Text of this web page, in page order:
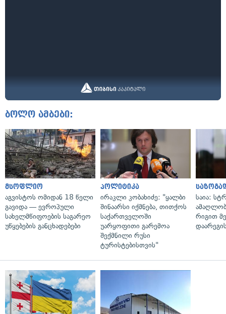
ბოლო ამბები:
მსოფლიო
აგვისტოს ომიდან 18 წელი
გავიდა — ევროპული
სახელმწიფოების საგარეო
უწყებების განცხადებები
პოლიტიკა
ირაკლი კობახიძე: "ყალბი
შინაარსი იქმნება, თითქოს
საქართველოში
უარყოფითი გარემოა
შექმნილი რუსი
ტურისტებისთვის"
საია:
რიგით